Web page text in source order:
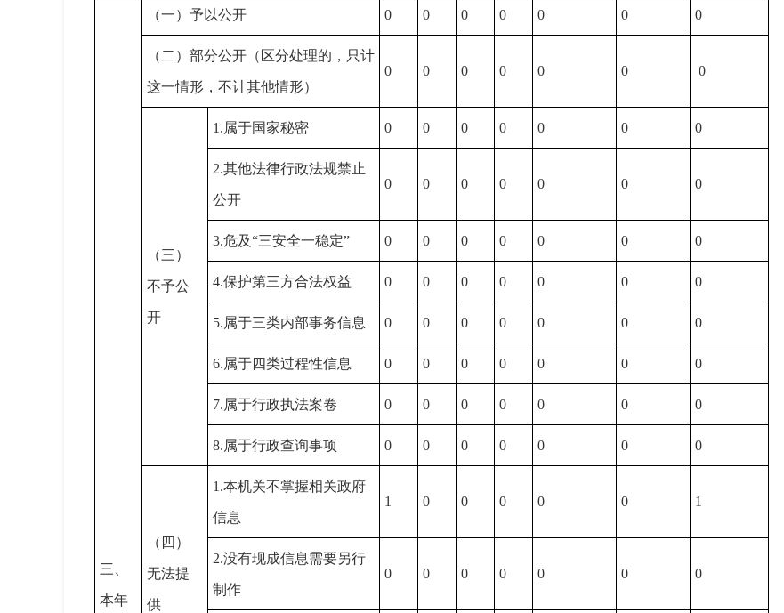
三、
本年
（一）予以公开 0 0 0 0 0 0 0
（二）部分公开（区分处理的，只计
这一情形，不计其他情形）
0 0 0 0 0 0 0
（三）
不予公
开
1.属于国家秘密 0 0 0 0 0 0 0
2.其他法律行政法规禁止
公开
0 0 0 0 0 0 0
3.危及“三安全一稳定” 0 0 0 0 0 0 0
4.保护第三方合法权益 0 0 0 0 0 0 0
5.属于三类内部事务信息 0 0 0 0 0 0 0
6.属于四类过程性信息 0 0 0 0 0 0 0
7.属于行政执法案卷 0 0 0 0 0 0 0
8.属于行政查询事项 0 0 0 0 0 0 0
（四）
无法提
供
1.本机关不掌握相关政府
信息
1 0 0 0 0 0 1
2.没有现成信息需要另行
制作
0 0 0 0 0 0 0